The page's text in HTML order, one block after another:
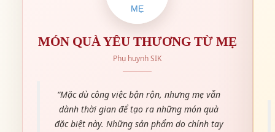
MÓN QUÀ YÊU THƯƠNG TỪ MẸ
Phụ huynh SIK
“Mặc dù công việc bận rộn, nhưng mẹ vẫn
dành thời gian để tạo ra những món quà
đặc biệt này. Những sản phẩm do chính tay